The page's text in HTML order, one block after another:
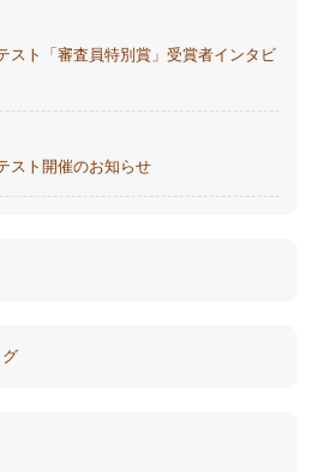
スト「審査員特別賞」受賞者インタビ
スト開催のお知らせ